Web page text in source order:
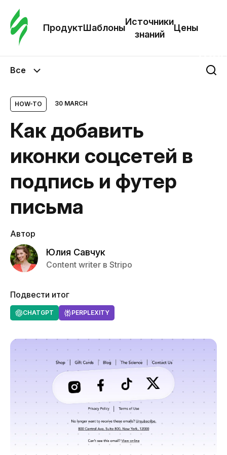
ПродуктШаблоны
Источники
знаний
Цены
Все
HOW-TO 30 MARCH
Как добавить
иконки соцсетей в
подпись и футер
письма
Автор
Юлия Савчук
Content writer в Stripo
Подвести итог
CHATGPT PERPLEXITY